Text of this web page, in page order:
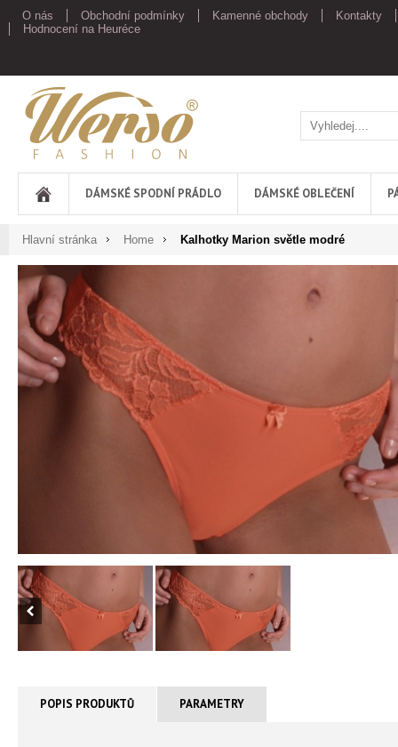
O nás Obchodní podmínky Kamenné obchody
Kontakty
Hodnocení na Heuréce
Werso
DÁMSKÉ SPODNÍ PRÁDLO DÁMSKÉ OBLEČENÍ
Hlavní stránka Home Kalhotky Marion světle modré
POPIS PRODUKTŮ PARAMETRY